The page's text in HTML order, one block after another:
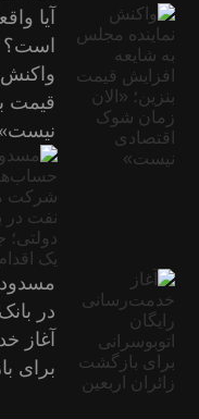
آیا
است؟
قیمت
نیست»
در
آغاز
برای